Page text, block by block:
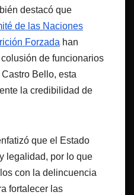
destacó que
de las Naciones
Forzada han
de funcionarios
Bello, esta
la credibilidad de
que el Estado
legalidad, por lo que
con la delincuencia
fortalecer las